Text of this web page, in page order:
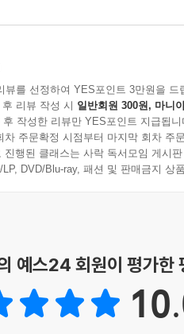
뷰를 선정하여 YES포인트 3만원을 드
리뷰 작성 시 일반회원 300원, 마니
작성한 리뷰만 YES포인트 지급됩니
차 주문확정 시점부터 마지막 회차 주
진행된 클래스는 사락 독서모임 게시
DVD/Blu-ray, 패션 및 판매금지 상
예스24 회원이 평가한